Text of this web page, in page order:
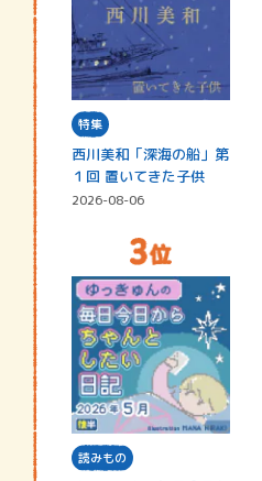
特集
西川美和「深海の船」第
１回 置いてきた子供
2026-08-06
読みもの